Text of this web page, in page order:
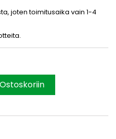
joten toimitusaika vain 1-4
Ostoskoriin